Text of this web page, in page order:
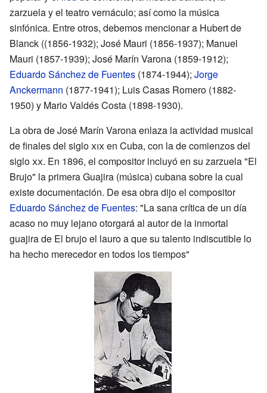
zarzuela y el teatro vernáculo; así como la música
sinfónica. Entre otros, debemos mencionar a Hubert de
Blanck ((1856-1932); José Mauri (1856-1937); Manuel
Mauri (1857-1939); José Marín Varona (1859-1912);
Eduardo Sánchez de Fuentes (1874-1944); Jorge
Anckermann (1877-1941); Luis Casas Romero (1882-
1950) y Mario Valdés Costa (1898-1930).
La obra de José Marín Varona enlaza la actividad musical
de finales del sigloxixen Cuba, con la de comienzos del
sigloxx. En 1896, el compositor incluyó en su zarzuela "El
Brujo" la primera Guajira (música) cubana sobre la cual
existe documentación. De esa obra dijo el compositor
Eduardo Sánchez de Fuentes: "La sana crítica de un día
acaso no muy lejano otorgará al autor de la inmortal
guajira de El brujo el lauro a que su talento indiscutible lo
ha hecho merecedor en todos los tiempos"